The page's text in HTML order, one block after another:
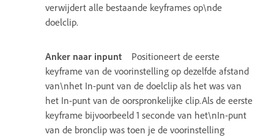
verwijdert alle bestaande keyframes op\nde
doelclip.
Anker naar inpunt
Positioneert de eerste
keyframe van de voorinstelling op dezelfde afstand
van\nhet In-punt van de doelclip als het was van
het In-punt van de oorspronkelijke clip.Als de eerste
keyframe bijvoorbeeld 1 seconde van het\nIn-punt
van de bronclip was toen je de voorinstelling